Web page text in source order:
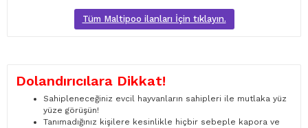
Tüm Maltipoo ilanları İçin tıklayın.
Dolandırıcılara Dikkat!
Sahipleneceğiniz evcil hayvanların sahipleri ile mutlaka yüz
yüze görüşün!
Tanımadığınız kişilere kesinlikle hiçbir sebeple kapora ve